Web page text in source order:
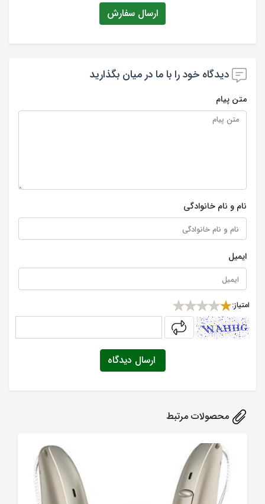
ارسال سفارش
دیدگاه خود را با ما در میان بگذارید
متن پیام
نام و نام خانوادگی
ایمیل
امتیاز:
ارسال دیدگاه
محصولات مرتبط